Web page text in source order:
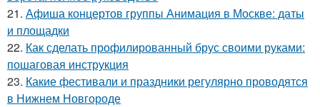
21. Афиша концертов группы Анимация в Москве: даты
и площадки
22. Как сделать профилированный брус своими руками:
пошаговая инструкция
23. Какие фестивали и праздники регулярно проводятся
в Нижнем Новгороде